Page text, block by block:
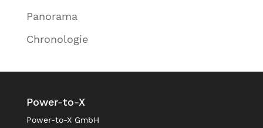
Panorama
Chronologie
Power-to-X
Power-to-X GmbH